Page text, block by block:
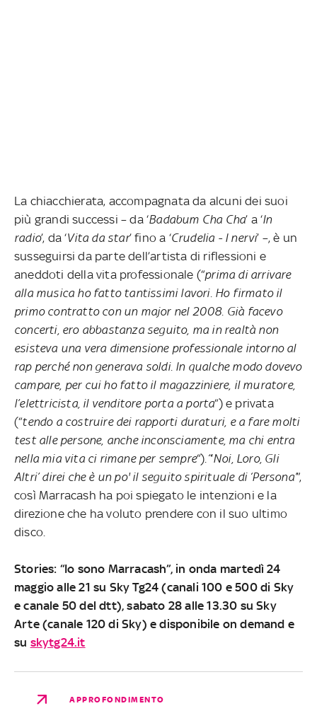
La chiacchierata, accompagnata da alcuni dei suoi
più grandi successi – da ‘Badabum Cha Cha’ a ‘In
radio’, da ‘Vita da star’ fino a ‘Crudelia - I nervi’ –, è un
susseguirsi da parte dell’artista di riflessioni e
aneddoti della vita professionale (“prima di arrivare
alla musica ho fatto tantissimi lavori. Ho firmato il
primo contratto con un major nel 2008. Già facevo
concerti, ero abbastanza seguito, ma in realtà non
esisteva una vera dimensione professionale intorno al
rap perché non generava soldi. In qualche modo dovevo
campare, per cui ho fatto il magazziniere, il muratore,
l’elettricista, il venditore porta a porta“) e privata
(“tendo a costruire dei rapporti duraturi, e a fare molti
test alle persone, anche inconsciamente, ma chi entra
nella mia vita ci rimane per sempre“). “‘Noi, Loro, Gli
Altri’ direi che è un po' il seguito spirituale di ‘Persona’”,
così Marracash ha poi spiegato le intenzioni e la
direzione che ha voluto prendere con il suo ultimo
disco.
Stories: “Io sono Marracash”, in onda martedì 24
maggio alle 21 su Sky Tg24 (canali 100 e 500 di Sky
e canale 50 del dtt), sabato 28 alle 13.30 su Sky
Arte (canale 120 di Sky) e disponibile on demand e
su skytg24.it
APPROFONDIMENTO